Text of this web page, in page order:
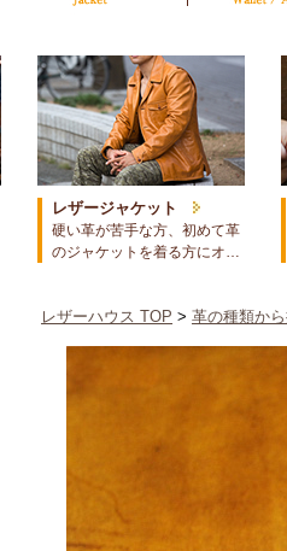
レザージャケット
硬い革が苦手な方、初めて革
のジャケットを着る方にオ…
レザーハウス TOP > 革の種類か